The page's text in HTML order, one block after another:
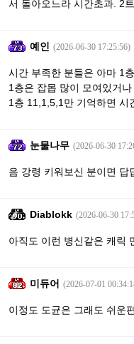
서 돌아오느라 시간초과. 2
예인 (2026-06-30 17:25:56)
시간 부족한 분들은 아마 1
1층은 잡몹 많이 모여있거
1층 11,1,5,1만 기억하면 시
눈물나무 (2026-06-30
음 강령 키워보신 분이면 답
Diablokk (2026-06-30
아직도 이런 병신같은 캐릭
미듀어 (2026-07-01
이정도 도균은 그래도 쉬운